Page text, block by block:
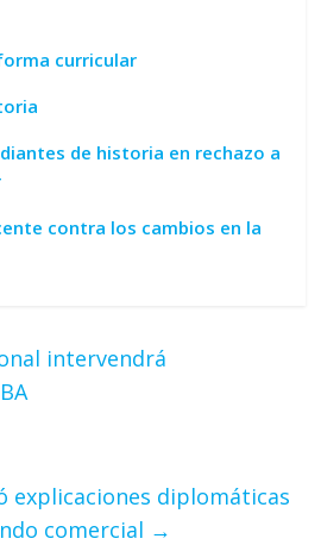
curricular
de historia en rechazo a
contra los cambios en la
intervendrá
explicaciones diplomáticas
comercial →